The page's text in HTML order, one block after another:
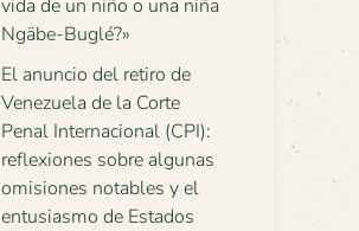
vida de un niño o una niña
Ngäbe-Buglé?»
El anuncio del retiro de
Venezuela de la Corte
Penal Internacional (CPI):
reflexiones sobre algunas
omisiones notables y el
entusiasmo de Estados